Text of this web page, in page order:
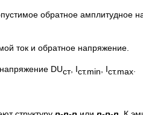
обратное амплитудное
ток и обратное напряжение.
DUст, Iст.min , Iст.max